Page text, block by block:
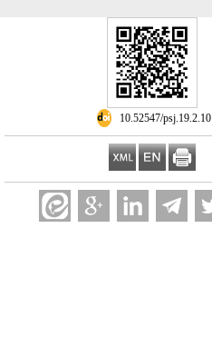
‎ 10.52547/psj.19.2.10